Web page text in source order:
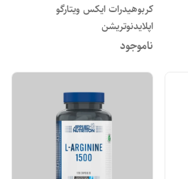
کربوهیدرات ایکس ویتارگو
اپلایدنوتریشن
ناموجود